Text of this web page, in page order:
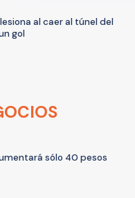
al caer al túnel del
gol
sólo 40 pesos